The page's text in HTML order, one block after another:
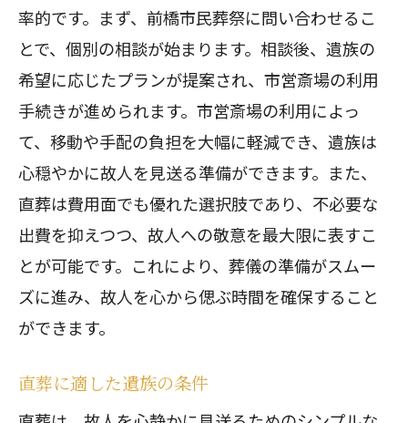
率的です。まず、前橋市民葬祭に問い合わせるこ
とで、個別の相談が始まります。相談後、遺族の
希望に応じたプランが提案され、市営斎場の利用
手続きが進められます。市営斎場の利用によっ
て、移動や手配の負担を大幅に軽減でき、遺族は
心穏やかに故人を見送る準備ができます。また、
直葬は費用面でも優れた選択肢であり、不必要な
出費を抑えつつ、故人への敬意を最大限に表すこ
とが可能です。これにより、葬儀の準備がスムー
ズに進み、故人を心から偲ぶ時間を確保すること
ができます。
直葬に適した遺族の条件